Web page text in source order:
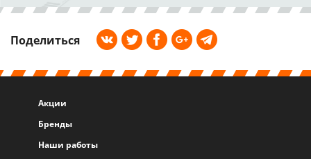
Поделиться
Акции
Бренды
Наши работы